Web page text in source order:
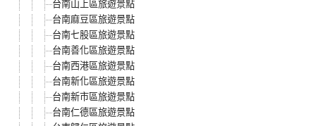
台南山上區旅遊景點
台南麻豆區旅遊景點
台南七股區旅遊景點
台南善化區旅遊景點
台南西港區旅遊景點
台南新化區旅遊景點
台南新市區旅遊景點
台南仁德區旅遊景點